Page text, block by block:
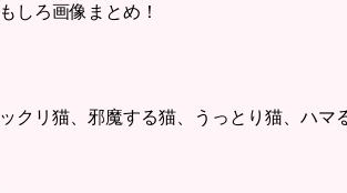
しろ画像まとめ！
リ猫、邪魔する猫、うっとり猫、ハマ